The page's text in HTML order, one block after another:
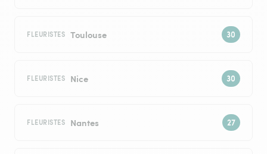
FLEURISTES Toulouse
FLEURISTES Nice
FLEURISTES Nantes